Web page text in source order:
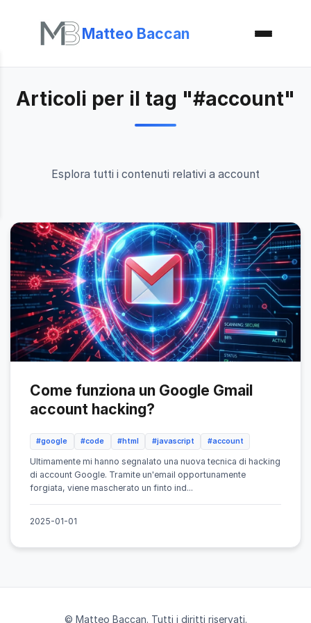
Matteo Baccan
Articoli per il tag "#account"
Esplora tutti i contenuti relativi a account
Come funziona un Google Gmail
account hacking?
#google #code #html #javascript #account
Ultimamente mi hanno segnalato una nuova tecnica di hacking
di account Google. Tramite un'email opportunamente
forgiata, viene mascherato un finto ind...
2025-01-01
© Matteo Baccan. Tutti i diritti riservati.